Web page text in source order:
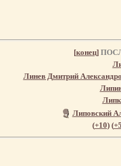
[конец]
Линев Дмитрий
Липовский
(+10) (